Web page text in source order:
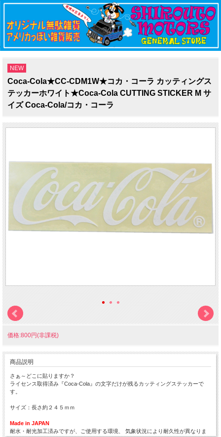
NEW
Coca-Cola★CC-CDM1W★コカ・コーラ カッティングス
テッカーホワイト★Coca-Cola CUTTING STICKER M サ
イズ Coca-Cola/コカ・コーラ
価格:800円(非課税)
商品説明
さぁ～どこに貼りますか？
ライセンス取得済み『Coca-Cola』の文字だけが残るカッティングステッカーで
す。
サイズ：長さ約２４５ｍｍ
Made in JAPAN
耐水・耐光加工済みですが、ご使用する環境、 気象状況により耐久性が異なりま